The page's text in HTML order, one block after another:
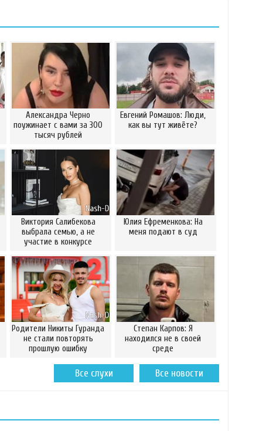
Александра Черно
поужинает с вами за 300
тысяч рублей
Евгений Ромашов: Люди,
как вы тут живёте?
Виктория Салибекова
выбрала семью, а не
участие в конкурсе
Юлия Ефременкова: На
меня подают в суд
Родители Никиты Гуранда
не стали повторять
прошлую ошибку
Степан Карпов: Я
находился не в своей
среде
Все новости
Все слухи